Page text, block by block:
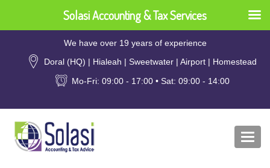
We have over 19 years of experience
Doral (HQ) | Hialeah | Sweetwater | Airport | Homestead
Mo-Fri: 09:00 - 17:00 • Sat: 09:00 - 14:00
Solasi Accounting & Tax Services